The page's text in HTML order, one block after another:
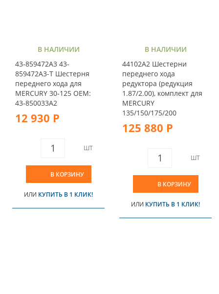
В НАЛИЧИИ
43-859472A3 43-
859472A3-T Шестерня
переднего хода для
MERCURY 30-125 OEM:
43-850033A2
12 930 Р
ШТ
В КОРЗИНУ
ИЛИ КУПИТЬ В 1 КЛИК!
В НАЛИЧИИ
44102A2 Шестерни
переднего хода
редуктора (редукция
1.87/2.00), комплект для
MERCURY
135/150/175/200
125 880 Р
ШТ
В КОРЗИНУ
ИЛИ КУПИТЬ В 1 КЛИК!